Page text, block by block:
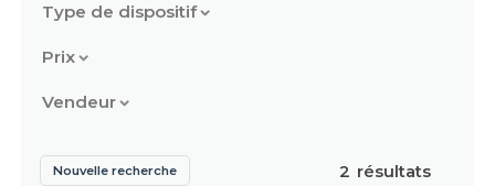
Type de dispositif
Prix
Vendeur
2 résultats
Nouvelle recherche